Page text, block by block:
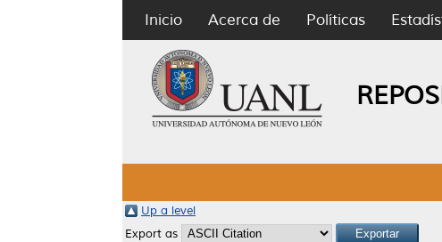
Inicio Acerca de Políticas
Up a level
Export as